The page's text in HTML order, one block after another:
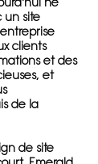
un site
clients
et des
et
de la
de site